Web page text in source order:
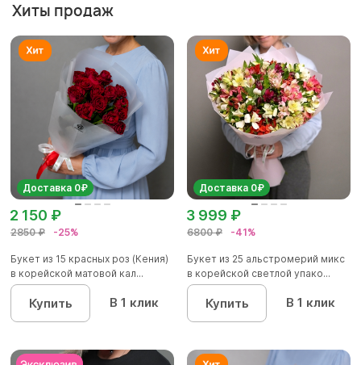
Хиты продаж
Доставка 0₽
2850 ₽ -25%
2 150 ₽
Букет из 15 красных роз (Кения)
в корейской матовой кал...
Купить В 1 клик
Доставка 0₽
6800 ₽ -41%
3 999 ₽
Букет из 25 альстромерий микс
в корейской светлой упако...
Купить В 1 клик